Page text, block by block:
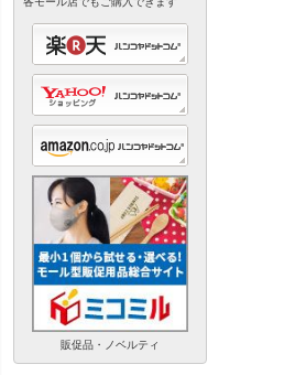
販促品・ノベルティ